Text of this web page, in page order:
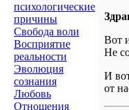
психологические
причины
Свобода воли
Восприятие
реальности
Эволюция
сознания
Любовь
Отношения
Вот
Не
И
от